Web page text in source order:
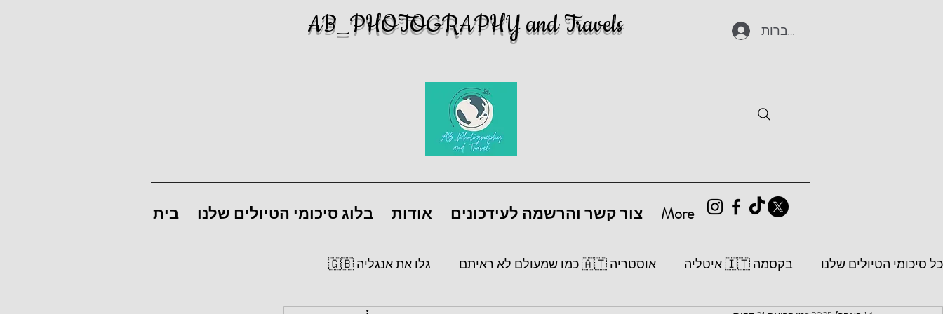
AB_PHOTOGRAPHY and Travels להתחברות
בית בלוג סיכומי הטיולים שלנו אודות צור קשר והרשמה לעידכונים More
כל סיכומי הטיולים שלנו בקסמה 🇮🇹 איטליה אוסטריה 🇦🇹 כמו שמעולם לא ראיתם גלו את אנגליה 🇬🇧